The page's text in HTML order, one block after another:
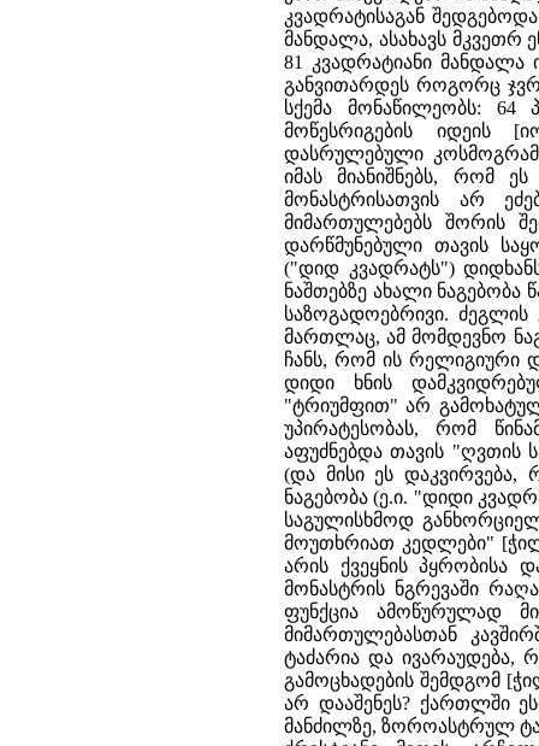
კვადრატისაგან
მანდალა, ასახავს მკვეთრ
81 კვადრატიანი
განვითარდეს როგორც
სქემა მონაწილეობს: 64
მოწესრიგების იდეის
დასრულებული
იმას მიანიშნებს, რომ
მონასტრისათვის არ
მიმართულებებს შორის
დარწმუნებული თავის
("დიდ კვადრატს") დიდხანს
ნაშთებზე ახალი
საზოგადოებრივი.
მართლაც, ამ მომდევნო
ჩანს, რომ ის რელიგიური
დიდი ხნის
"ტრიუმფით" არ
უპირატესობას, რომ
აფუძნებდა თავის "ღვთის
(და მისი ეს
ნაგებობა (ე.ი. "დიდი
საგულისხმოდ
მოუთხრიათ კედლები"
არის ქვეყნის პყრობისა
მონასტრის ნგრევაში
ფუნქცია ამოწურულად
მიმართულებასთან
ტაძარია და ივარაუდება,
გამოცხადების შემდგომ
არ დააშენეს? ქართლში
მანძილზე, ზოროასტრულ